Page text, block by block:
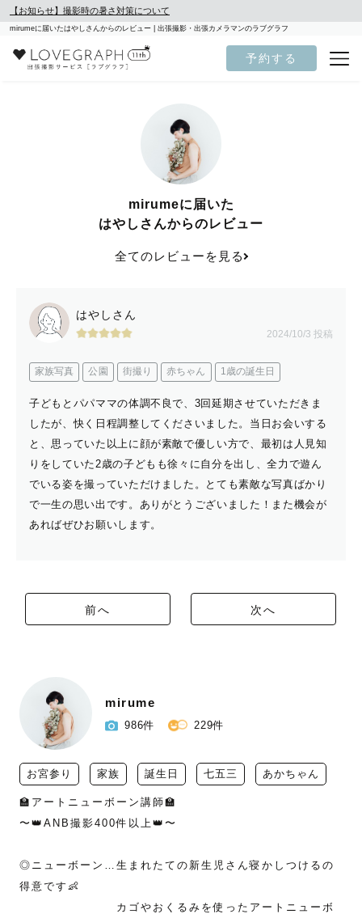
【お知らせ】撮影時の暑さ対策について
mirumeに届いたはやしさんからのレビュー | 出張撮影・出張カメラマンのラブグラフ
予約する
mirumeに届いた
はやしさんからのレビュー
全てのレビューを見る
はやしさん
2024/10/3 投稿
家族写真 公園 街撮り 赤ちゃん 1歳の誕生日
子どもとパパママの体調不良で、3回延期させていただきま
したが、快く日程調整してくださいました。当日お会いする
と、思っていた以上に顔が素敵で優しい方で、最初は人見知
りをしていた2歳の子どもも徐々に自分を出し、全力で遊ん
でいる姿を撮っていただけました。とても素敵な写真ばかり
で一生の思い出です。ありがとうございました！また機会が
あればぜひお願いします。
前へ 次へ
mirume
986件 229件
お宮参り 家族 誕生日 七五三 あかちゃん
🏫アートニューボーン講師🏫
〜👑ANB撮影400件以上👑〜
◎ニューボーン…生まれたての新生児さん寝かしつけるの
得意です👶
カゴやおくるみを使ったアートニューボ